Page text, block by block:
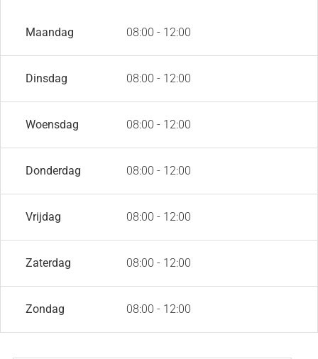
Maandag 08:00 - 12:00
Dinsdag 08:00 - 12:00
Woensdag 08:00 - 12:00
Donderdag 08:00 - 12:00
Vrijdag 08:00 - 12:00
Zaterdag 08:00 - 12:00
Zondag 08:00 - 12:00